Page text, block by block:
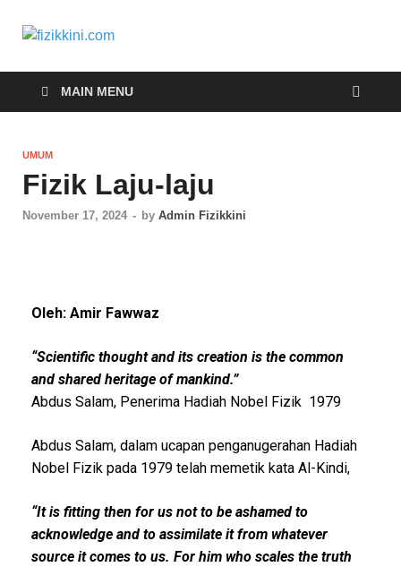
fizikkini.com
MAIN MENU
UMUM
Fizik Laju-laju
November 17, 2024 - by Admin Fizikkini
Oleh: Amir Fawwaz
“Scientific thought and its creation is the common
and shared heritage of mankind.”
Abdus Salam, Penerima Hadiah Nobel Fizik 1979
Abdus Salam, dalam ucapan penganugerahan Hadiah
Nobel Fizik pada 1979 telah memetik kata Al-Kindi,
“It is fitting then for us not to be ashamed to
acknowledge and to assimilate it from whatever
source it comes to us. For him who scales the truth